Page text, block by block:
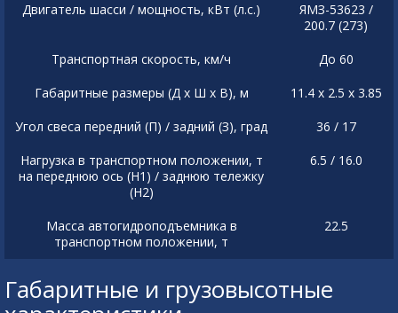
Двигатель шасси / мощность, кВт (л.с.)
ЯМЗ-53623 /
200.7 (273)
Транспортная скорость, км/ч
До 60
Габаритные размеры (Д x Ш x В), м
11.4 x 2.5 x 3.85
Угол свеса передний (П) / задний (З), град
36 / 17
Нагрузка в транспортном положении, т
на переднюю ось (Н1) / заднюю тележку
(Н2)
6.5 / 16.0
Масса автогидроподъемника в
транспортном положении, т
22.5
Габаритные и грузовысотные